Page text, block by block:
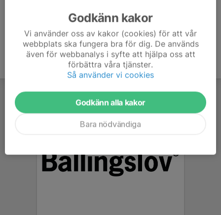
Godkänn kakor
Vi använder oss av kakor (cookies) för att vår
webbplats ska fungera bra för dig. De används
även för webbanalys i syfte att hjälpa oss att
förbättra våra tjänster.
Så använder vi cookies
Godkänn alla kakor
Bara nödvändiga